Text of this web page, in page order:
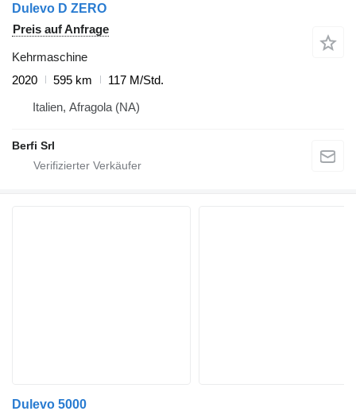
Dulevo D ZERO
Preis auf Anfrage
Kehrmaschine
2020
595 km
117 M/Std.
Italien, Afragola (NA)
Berfi Srl
Dulevo 5000